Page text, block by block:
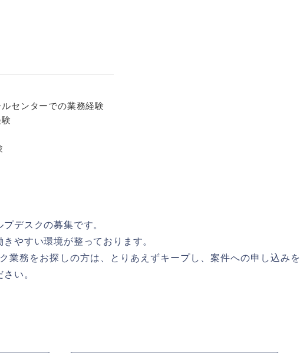
センターでの業務経験
デスクの募集です。
やすい環境が整っております。
業務をお探しの方は、とりあえずキープし、案件への申し込みを
い。